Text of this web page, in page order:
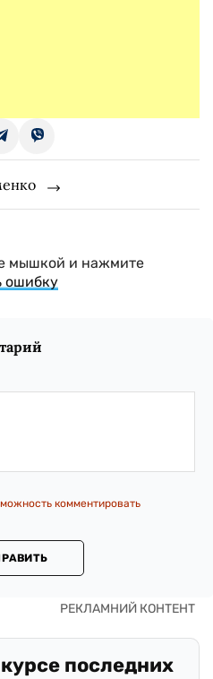
мышкой и нажмите
ошибку
комментировать
последних